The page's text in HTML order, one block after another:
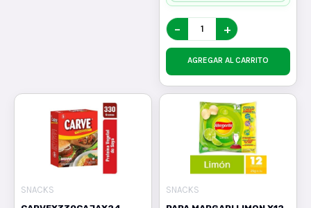
− +
AGREGAR AL CARRITO
SNACKS
SNACKS